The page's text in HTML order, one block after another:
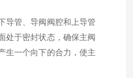
导管、导阀阀腔和上导管
处于密封状态，确保主阀
生一个向下的合力，使主